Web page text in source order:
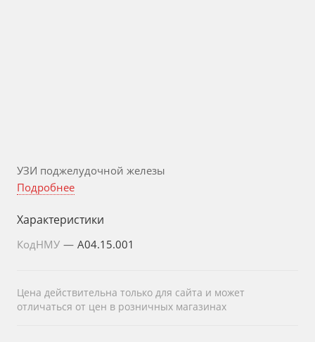
УЗИ поджелудочной железы
Подробнее
Характеристики
КодНМУ — A04.15.001
Цена действительна только для сайта и может
отличаться от цен в розничных магазинах